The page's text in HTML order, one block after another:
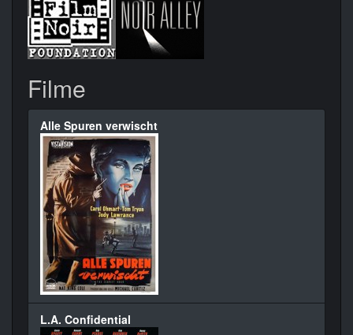
Filme
Alle Spuren verwischt
L.A. Confidential